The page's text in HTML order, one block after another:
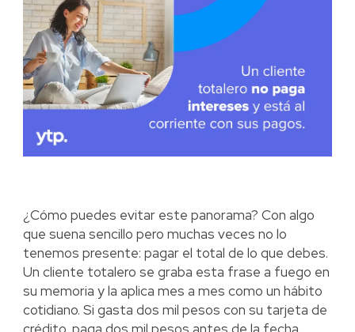
¿Cómo puedes evitar este panorama? Con algo
que suena sencillo pero muchas veces no lo
tenemos presente: pagar el total de lo que debes.
Un cliente totalero se graba esta frase a fuego en
su memoria y la aplica mes a mes como un hábito
cotidiano. Si gasta dos mil pesos con su tarjeta de